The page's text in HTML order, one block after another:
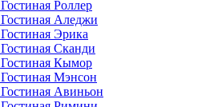
Гостиная Роллер
Гостиная Аледжи
Гостиная Эрика
Гостиная Сканди
Гостиная Кымор
Гостиная Мэнсон
Гостиная Авиньон